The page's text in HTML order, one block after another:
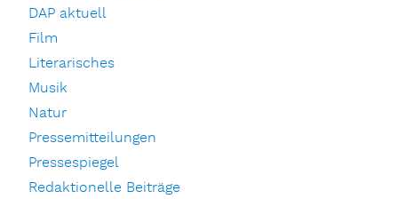
DAP aktuell
Film
Literarisches
Musik
Natur
Pressemitteilungen
Pressespiegel
Redaktionelle Beiträge